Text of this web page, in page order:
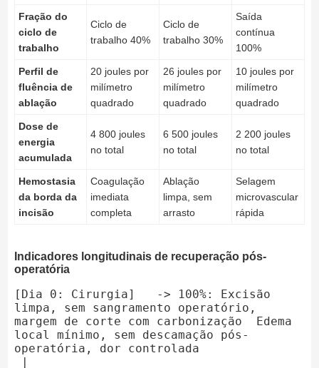
Fração do
ciclo de
trabalho
Ciclo de
trabalho 40%
Ciclo de
trabalho 30%
Saída
contínua
100%
Perfil de
fluência de
ablação
20 joules por
milímetro
quadrado
26 joules por
milímetro
quadrado
10 joules por
milímetro
quadrado
Dose de
energia
acumulada
4 800 joules
no total
6 500 joules
no total
2 200 joules
no total
Hemostasia
da borda da
incisão
Coagulação
imediata
completa
Ablação
limpa, sem
arrasto
Selagem
microvascular
rápida
Indicadores longitudinais de recuperação pós-
operatória
[Dia 0: Cirurgia]   -> 100%: Excisão
limpa, sem sangramento operatório,
margem de corte com carbonização  Edema
local mínimo, sem descamação pós-
operatória, dor controlada